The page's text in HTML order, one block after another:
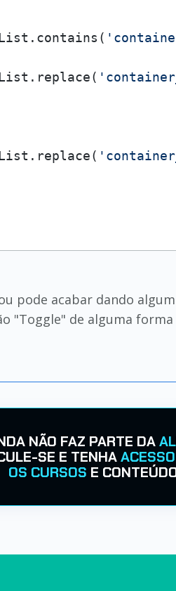
pode acabar dando
"Toggle" de alguma
NÃO FAZ PARTE DA
SE E TENHA
OS CURSOS E